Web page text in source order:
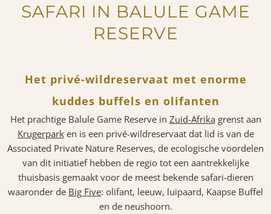
SAFARI IN BALULE GAME
RESERVE
Het privé-wildreservaat met enorme
kuddes buffels en olifanten
Het prachtige Balule Game Reserve in Zuid-Afrika grenst aan
Krugerparken is een privé-wildreservaat dat lid is van de
Associated Private Nature Reserves, de ecologische voordelen
van dit initiatief hebben de regio tot een aantrekkelijke
thuisbasis gemaakt voor de meest bekende safari-dieren
waaronder de Big Five: olifant, leeuw, luipaard, Kaapse Buffel
en de neushoorn.